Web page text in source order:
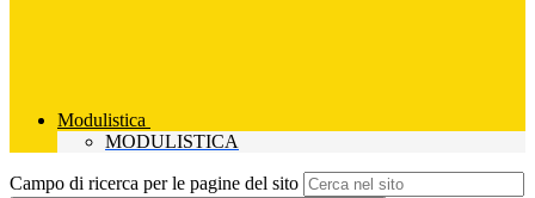
Modulistica
MODULISTICA
Campo di ricerca per le pagine del sito